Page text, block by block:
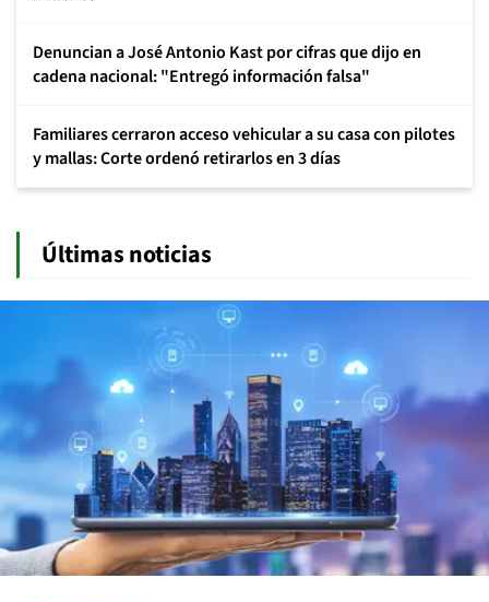
Denuncian a José Antonio Kast por cifras que dijo en
cadena nacional: "Entregó información falsa"
Familiares cerraron acceso vehicular a su casa con pilotes
y mallas: Corte ordenó retirarlos en 3 días
Últimas noticias